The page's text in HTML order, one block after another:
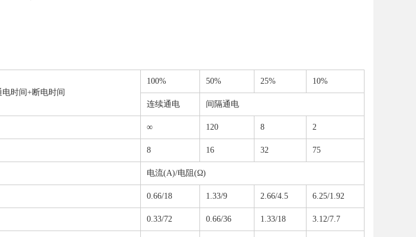
+断电时间
100% 50% 25% 10%
连续通电 间隔通电
∞ 120 8 2
8 16 32 75
电流(A)/电阻(Ω)
0.66/18 1.33/9 2.66/4.5 6.25/1.92
0.33/72 0.66/36 1.33/18 3.12/7.7